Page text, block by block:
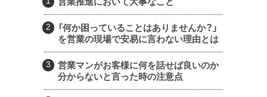
「何か困っていることはありませんか？」
を営業の現場で安易に言わない理由とは
営業マンがお客様に何を話せば良いのか
分からないと言った時の注意点